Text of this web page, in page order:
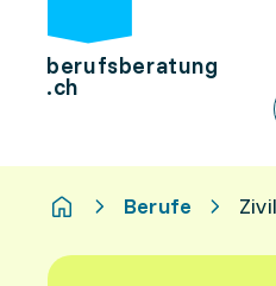
berufsberatung
.ch
Berufe